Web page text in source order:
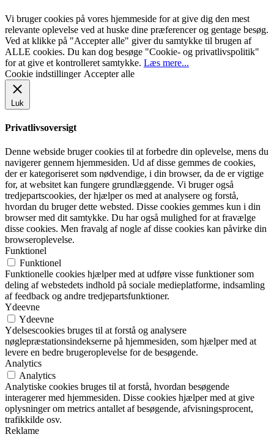
Vi bruger cookies på vores hjemmeside for at give dig den mest
relevante oplevelse ved at huske dine præferencer og gentage besøg.
Ved at klikke på "Accepter alle" giver du samtykke til brugen af ​​
ALLE cookies. Du kan dog besøge "Cookie- og privatlivspolitik"
for at give et kontrolleret samtykke. Læs mere...
Cookie indstillinger Accepter alle
Luk
Privatlivsoversigt
Denne webside bruger cookies til at forbedre din oplevelse, mens du
navigerer gennem hjemmesiden. Ud af disse gemmes de cookies,
der er kategoriseret som nødvendige, i din browser, da de er vigtige
for, at websitet kan fungere grundlæggende. Vi bruger også
tredjepartscookies, der hjælper os med at analysere og forstå,
hvordan du bruger dette websted. Disse cookies gemmes kun i din
browser med dit samtykke. Du har også mulighed for at fravælge
disse cookies. Men fravalg af nogle af disse cookies kan påvirke din
browseroplevelse.
Funktionel
Funktionel
Funktionelle cookies hjælper med at udføre visse funktioner som
deling af webstedets indhold på sociale medieplatforme, indsamling
af feedback og andre tredjepartsfunktioner.
Ydeevne
Ydeevne
Ydelsescookies bruges til at forstå og analysere
nøglepræstationsindekserne på hjemmesiden, som hjælper med at
levere en bedre brugeroplevelse for de besøgende.
Analytics
Analytics
Analytiske cookies bruges til at forstå, hvordan besøgende
interagerer med hjemmesiden. Disse cookies hjælper med at give
oplysninger om metrics antallet af besøgende, afvisningsprocent,
trafikkilde osv.
Reklame